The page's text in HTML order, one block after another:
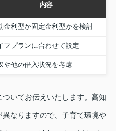
内容
金利型か固定金利型かを検討
フプランに合わせて設定
や他の借入状況を考慮
いてお伝えいたします。高知
なりますので、子育て環境や